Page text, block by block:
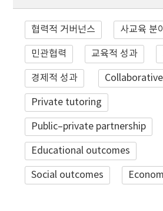
협력적 거버넌스 사교육 분
민관협력 교육적 성과
경제적 성과
Private tutoring
Public–private partnership
Educational outcomes
Social outcomes